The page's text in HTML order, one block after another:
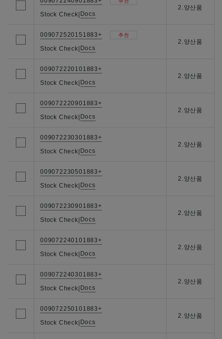
Stock Check| Docs
2.양산품
009072520151883+ 추천
Stock Check| Docs
2.양산품
009072220101883+
Stock Check| Docs
2.양산품
009072220901883+
Stock Check| Docs
2.양산품
009072230301883+
Stock Check| Docs
2.양산품
009072230501883+
Stock Check| Docs
2.양산품
009072230901883+
Stock Check| Docs
2.양산품
009072240101883+
Stock Check| Docs
2.양산품
009072240301883+
Stock Check| Docs
2.양산품
009072250101883+
Stock Check| Docs
2.양산품